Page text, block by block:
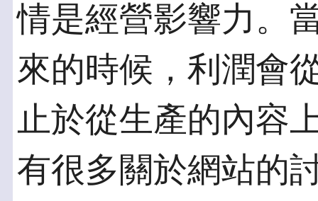
情是經營影響力。
來的時候，利潤會
止於從生產的內容
有很多關於網站的